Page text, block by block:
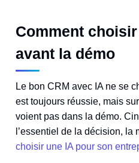
Comment
avant la démo
Le bon CRM avec IA ne se
est toujours réussie, mais
voient pas dans la démo.
l’essentiel de la décision,
choisir une IA pour son